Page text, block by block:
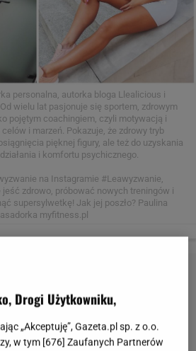
personalna, autorka bloga Llealicious i
wielu lat pasjonuje się sportem, zdrowym
pojętym coachingiem, czyli motywacją i
i marzeń. Pokazuje, że zdrowy tryb
pięknej figury, ale też do uzyskania
i komfortu psychicznego.
na Instagramie #Leawyzwanie,
jeść zdrowo, próbować nowych treningów i
supersylwetkę! Jak jej poszło? Paulina
myfitness.pl
Drogi Użytkowniku,
„Akceptuję”, Gazeta.pl sp. z o.o.
w tym [676] Zaufanych Partnerów